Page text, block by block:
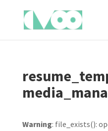
Warning: file_exists():